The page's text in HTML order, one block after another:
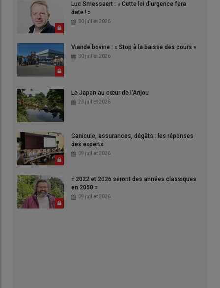
Luc Smessaert : « Cette loi d'urgence fera
date ! »
30 juillet 2026
Viande bovine : « Stop à la baisse des cours »
30 juillet 2026
Le Japon au cœur de l'Anjou
23 juillet 2026
Canicule, assurances, dégâts : les réponses
des experts
09 juillet 2026
« 2022 et 2026 seront des années classiques
en 2050 »
09 juillet 2026